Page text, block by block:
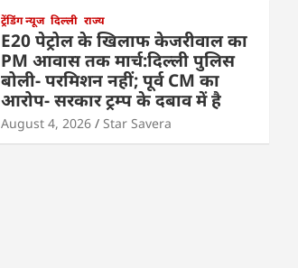
ट्रेंडिंग न्यूज दिल्ली राज्य
E20 पेट्रोल के खिलाफ केजरीवाल का
PM आवास तक मार्च:दिल्ली पुलिस
बोली- परमिशन नहीं; पूर्व CM का
आरोप- सरकार ट्रम्प के दबाव में है
August 4, 2026 Star Savera